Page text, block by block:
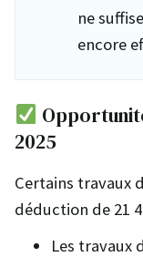
ne
encore
2025
Certains travaux
déduction de 21
Les travaux